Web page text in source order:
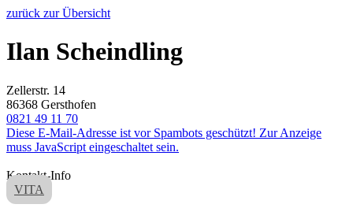
zurück zur Übersicht
Ilan Scheindling
Zellerstr. 14
86368 Gersthofen
0821 49 11 70
Diese E-Mail-Adresse ist vor Spambots geschützt! Zur Anzeige
muss JavaScript eingeschaltet sein.
Kontakt-Info
VITA